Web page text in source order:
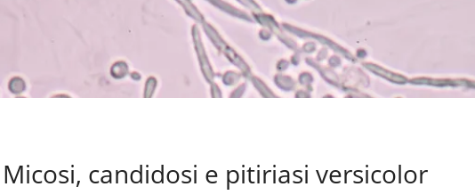
Micosi, candidosi e pitiriasi versicolor